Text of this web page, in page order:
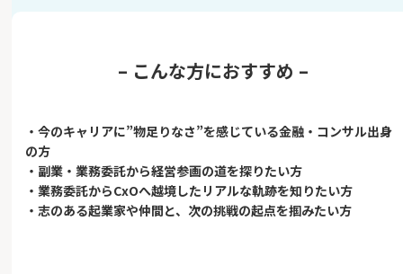
– こんな方におすすめ –
・今のキャリアに”物足りなさ”を感じている金融・コンサル出身
の方
・副業・業務委託から経営参画の道を探りたい方
・業務委託からCxOへ越境したリアルな軌跡を知りたい方
・志のある起業家や仲間と、次の挑戦の起点を掴みたい方